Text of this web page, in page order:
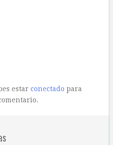
estar conectado para